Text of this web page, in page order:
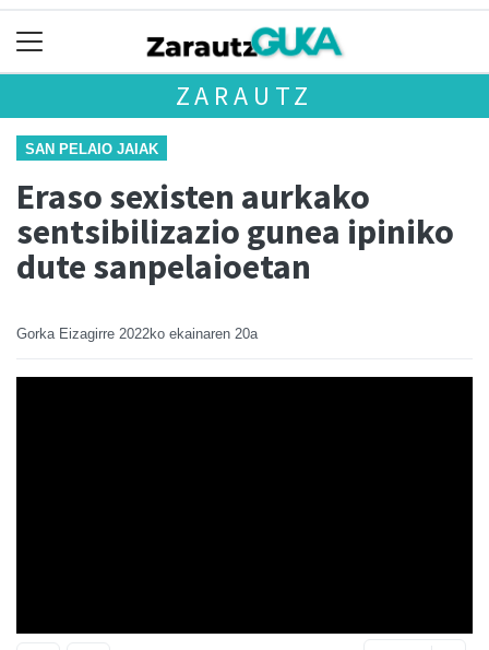
ZARAUTZ
SAN PELAIO JAIAK
Eraso sexisten aurkako
sentsibilizazio gunea ipiniko
dute sanpelaioetan
Gorka Eizagirre 2022ko ekainaren 20a